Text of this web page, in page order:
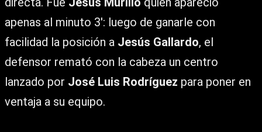
apenas al minuto 3′: luego de ganarle con
facilidad la posición a Jesús Gallardo, el
defensor remató con la cabeza un centro
lanzado por José Luis Rodríguez para poner en
ventaja a su equipo.